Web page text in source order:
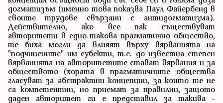
догматизъм (именно това показва Паул Файербенд в
своите трудове свързани с антидогматизма).
Действително, ако все пак съществуват
авторитети в едно такова прагматично общество,
те биха могли да влияят върху вярванията на
"подчинените" им субекти, т.е. до известна степен
вярванията на авторитетите стават вярвания и за
обществото (хората в прагматичните общества
гласуват за абстрактни концепции, за които те не
са компетентни, но приемат за правилни, защото
даден авторитет ги е представил за такива -